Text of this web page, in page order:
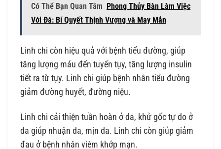
Có Thể Bạn Quan Tâm
Phong Thủy Bàn Làm Việc
Với Đá: Bí Quyết Thịnh Vượng và May Mắn
Linh chi còn hiệu quả với bệnh tiểu đường, giúp
tăng lượng máu đến tuyến tụy, tăng lượng insulin
tiết ra từ tụy. Linh chi giúp bệnh nhân tiểu đường
giảm đường huyết, đường niệu.
Linh chi cải thiện tuần hoàn ở da, khử gốc tự do ở
da giúp nhuận da, mịn da. Linh chi còn giúp giảm
đau ở bệnh nhân viêm khớp mạn.